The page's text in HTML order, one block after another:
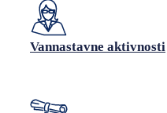
Vannastavne aktivnosti